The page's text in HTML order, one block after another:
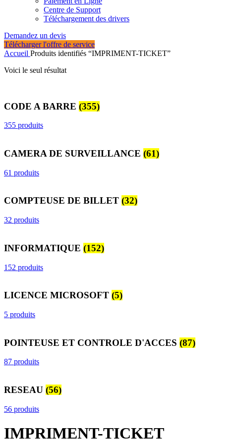
Centre de Support
Téléchargement des drivers
Demandez un devis
Télécharger l'offre de service
Accueil Produits identifiés “IMPRIMENT-TICKET”
Voici le seul résultat
CODE A BARRE (355)
355 produits
CAMERA DE SURVEILLANCE (61)
61 produits
COMPTEUSE DE BILLET (32)
32 produits
INFORMATIQUE (152)
152 produits
LICENCE MICROSOFT (5)
5 produits
POINTEUSE ET CONTROLE D'ACCES (87)
87 produits
RESEAU (56)
56 produits
IMPRIMENT-TICKET